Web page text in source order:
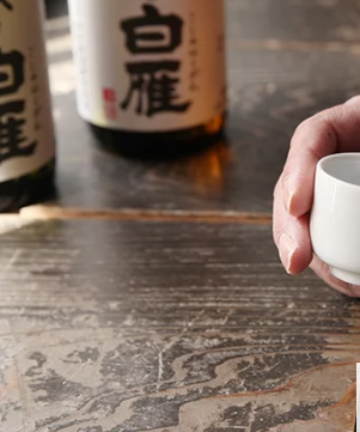
た酒造りという、新し
飯米での酒造りは、と
し、中川さんは試行錯
日本酒を醸造している。